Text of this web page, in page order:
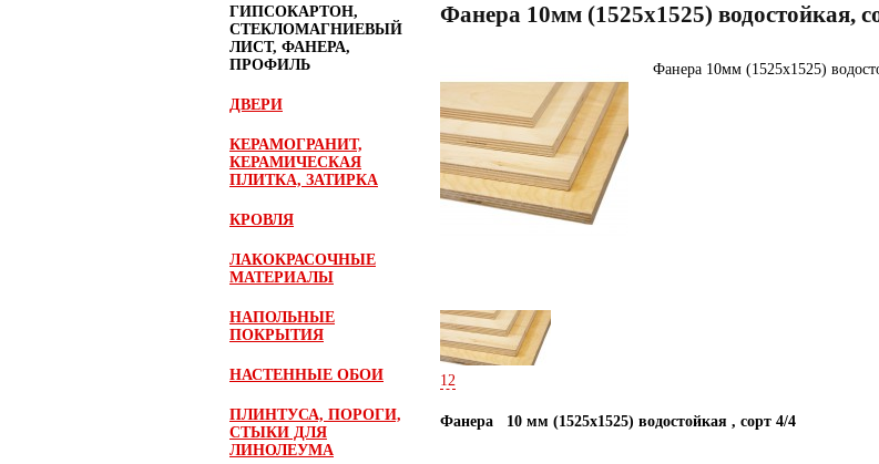
ГИПСОКАРТОН,
СТЕКЛОМАГНИЕВЫЙ
ЛИСТ, ФАНЕРА,
ПРОФИЛЬ
ДВЕРИ
КЕРАМОГРАНИТ,
КЕРАМИЧЕСКАЯ
ПЛИТКА, ЗАТИРКА
КРОВЛЯ
ЛАКОКРАСОЧНЫЕ
МАТЕРИАЛЫ
НАПОЛЬНЫЕ
ПОКРЫТИЯ
НАСТЕННЫЕ ОБОИ
ПЛИНТУСА, ПОРОГИ,
СТЫКИ ДЛЯ
ЛИНОЛЕУМА
Фанера 10мм (1525х1525) водостойкая,
Фанера 10мм (1525х1525)
12
Фанера 10 мм (1525х1525) водостойкая , сорт 4/4